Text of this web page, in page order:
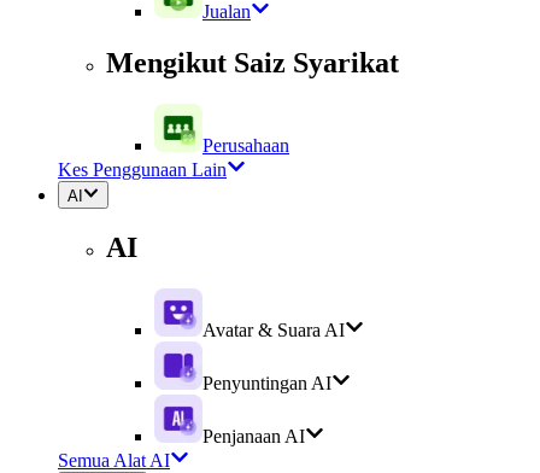
Jualan
Mengikut Saiz Syarikat
Perusahaan
Kes Penggunaan Lain
AI
AI
Avatar & Suara AI
Penyuntingan AI
Penjanaan AI
Semua Alat AI